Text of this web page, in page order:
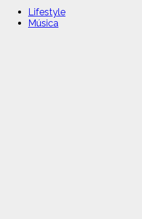
Lifestyle
Música